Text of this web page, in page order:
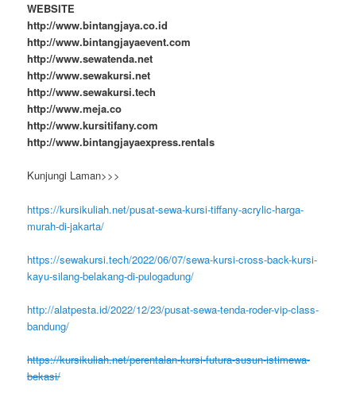
WEBSITE
http://www.bintangjaya.co.id
http://www.bintangjayaevent.com
http://www.sewatenda.net
http://www.sewakursi.net
http://www.sewakursi.tech
http://www.meja.co
http://www.kursitifany.com
http://www.bintangjayaexpress.rentals
Kunjungi Laman>>>
https://kursikuliah.net/pusat-sewa-kursi-tiffany-acrylic-harga-
murah-di-jakarta/
https://sewakursi.tech/2022/06/07/sewa-kursi-cross-back-kursi-
kayu-silang-belakang-di-pulogadung/
http://alatpesta.id/2022/12/23/pusat-sewa-tenda-roder-vip-class-
bandung/
https://kursikuliah.net/perentalan-kursi-futura-susun-istimewa-
bekasi/